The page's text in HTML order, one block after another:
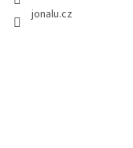
jonalu.cz